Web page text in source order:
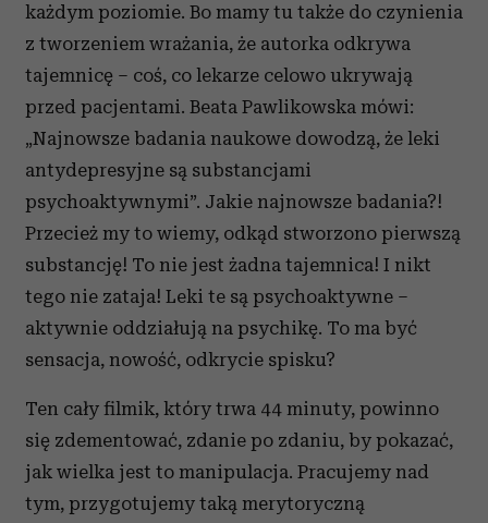
każdym poziomie. Bo mamy tu także do czynienia
z tworzeniem wrażania, że autorka odkrywa
tajemnicę – coś, co lekarze celowo ukrywają
przed pacjentami. Beata Pawlikowska mówi:
„Najnowsze badania naukowe dowodzą, że leki
antydepresyjne są substancjami
psychoaktywnymi”. Jakie najnowsze badania?!
Przecież my to wiemy, odkąd stworzono pierwszą
substancję! To nie jest żadna tajemnica! I nikt
tego nie zataja! Leki te są psychoaktywne –
aktywnie oddziałują na psychikę. To ma być
sensacja, nowość, odkrycie spisku?
Ten cały filmik, który trwa 44 minuty, powinno
się zdementować, zdanie po zdaniu, by pokazać,
jak wielka jest to manipulacja. Pracujemy nad
tym, przygotujemy taką merytoryczną